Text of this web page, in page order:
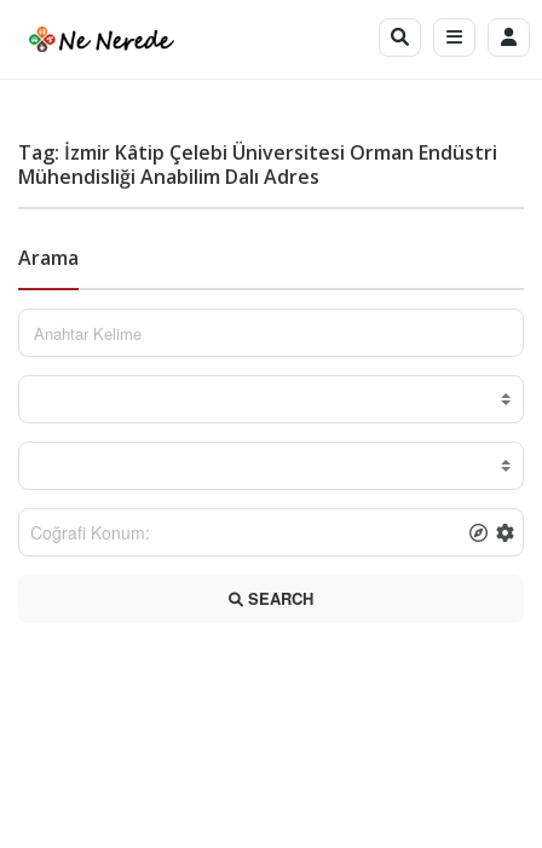
Tag: İzmir Kâtip Çelebi Üniversitesi Orman Endüstri
Mühendisliği Anabilim Dalı Adres
Arama
SEARCH